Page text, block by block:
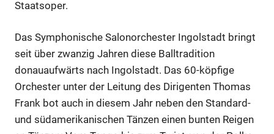
Staatsoper.
Das Symphonische Salonorchester Ingolstadt bringt
seit über zwanzig Jahren diese Balltradition
donauaufwärts nach Ingolstadt. Das 60-köpfige
Orchester unter der Leitung des Dirigenten Thomas
Frank bot auch in diesem Jahr neben den Standard-
und südamerikanischen Tänzen einen bunten Reigen